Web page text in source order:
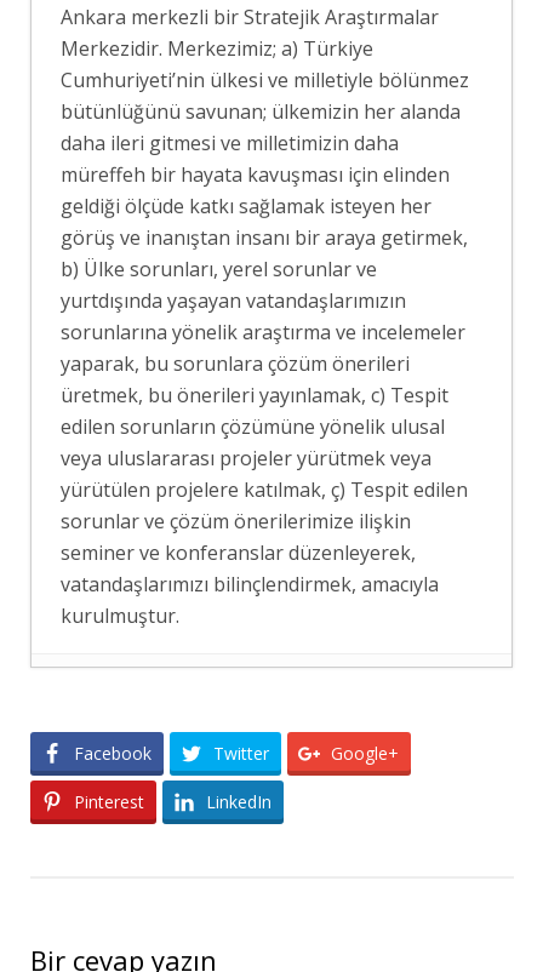
Ankara merkezli bir Stratejik Araştırmalar
Merkezidir. Merkezimiz; a) Türkiye
Cumhuriyeti’nin ülkesi ve milletiyle bölünmez
bütünlüğünü savunan; ülkemizin her alanda
daha ileri gitmesi ve milletimizin daha
müreffeh bir hayata kavuşması için elinden
geldiği ölçüde katkı sağlamak isteyen her
görüş ve inanıştan insanı bir araya getirmek,
b) Ülke sorunları, yerel sorunlar ve
yurtdışında yaşayan vatandaşlarımızın
sorunlarına yönelik araştırma ve incelemeler
yaparak, bu sorunlara çözüm önerileri
üretmek, bu önerileri yayınlamak, c) Tespit
edilen sorunların çözümüne yönelik ulusal
veya uluslararası projeler yürütmek veya
yürütülen projelere katılmak, ç) Tespit edilen
sorunlar ve çözüm önerilerimize ilişkin
seminer ve konferanslar düzenleyerek,
vatandaşlarımızı bilinçlendirmek, amacıyla
kurulmuştur.
HAREKETLİLİĞİ GERÇEKLEŞTİRİLDİ
Ağustos 2026
SASAM’DAN GÖÇ İDARESİ BAŞKAN
Facebook Twitter Google+
Pinterest LinkedIn
Bir cevap yazın